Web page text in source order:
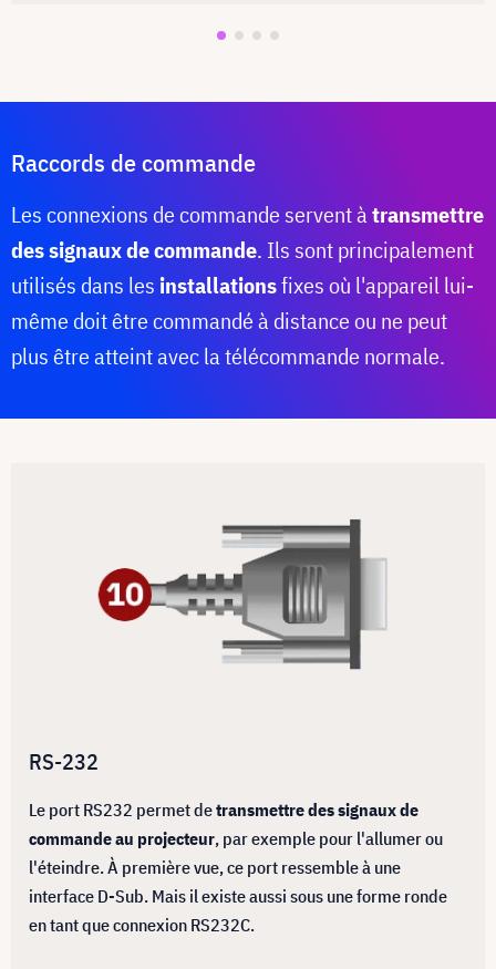
Raccords de commande
Les connexions de commande servent àtransmettre
des signaux de commande. Ils sont principalement
utilisés dans les installationsfixes où l'appareil lui-
même doit être commandé à distance ou ne peut
plus être atteint avec la télécommande normale.
RS-232
Le port RS232 permet detransmettre des signaux de
commande au projecteur, par exemple pour l'allumer ou
l'éteindre. À première vue, ce port ressemble à une
interface D-Sub. Mais il existe aussi sous une forme ronde
en tant que connexion RS232C.